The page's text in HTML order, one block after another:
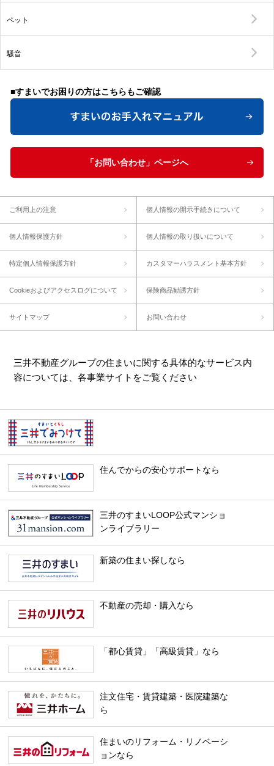
ペット
騒音
■すまいでお困りの方はこちらもご確認
「お問い合わせ」ページへ
ご利用上の注意 個人情報の開示手続きについて
個人情報保護方針 個人情報の取り扱いについて
特定個人情報保護方針 カスタマーハラスメント基本方針
Cookieおよびアクセスログについて 保険商品勧誘方針
サイトマップ お問い合わせ
三井不動産グループの住まいに関する具体的なサービス内
容については、各事業サイトをご覧ください
住んでからの安心サポートなら
三井のすまいLOOP公式マンショ
ンライブラリー
新築の住まい探しなら
不動産の売却・購入なら
「都心賃貸」「高級賃貸」なら
注文住宅・賃貸建築・医院建築な
ら
住まいのリフォーム・リノベーシ
ョンなら